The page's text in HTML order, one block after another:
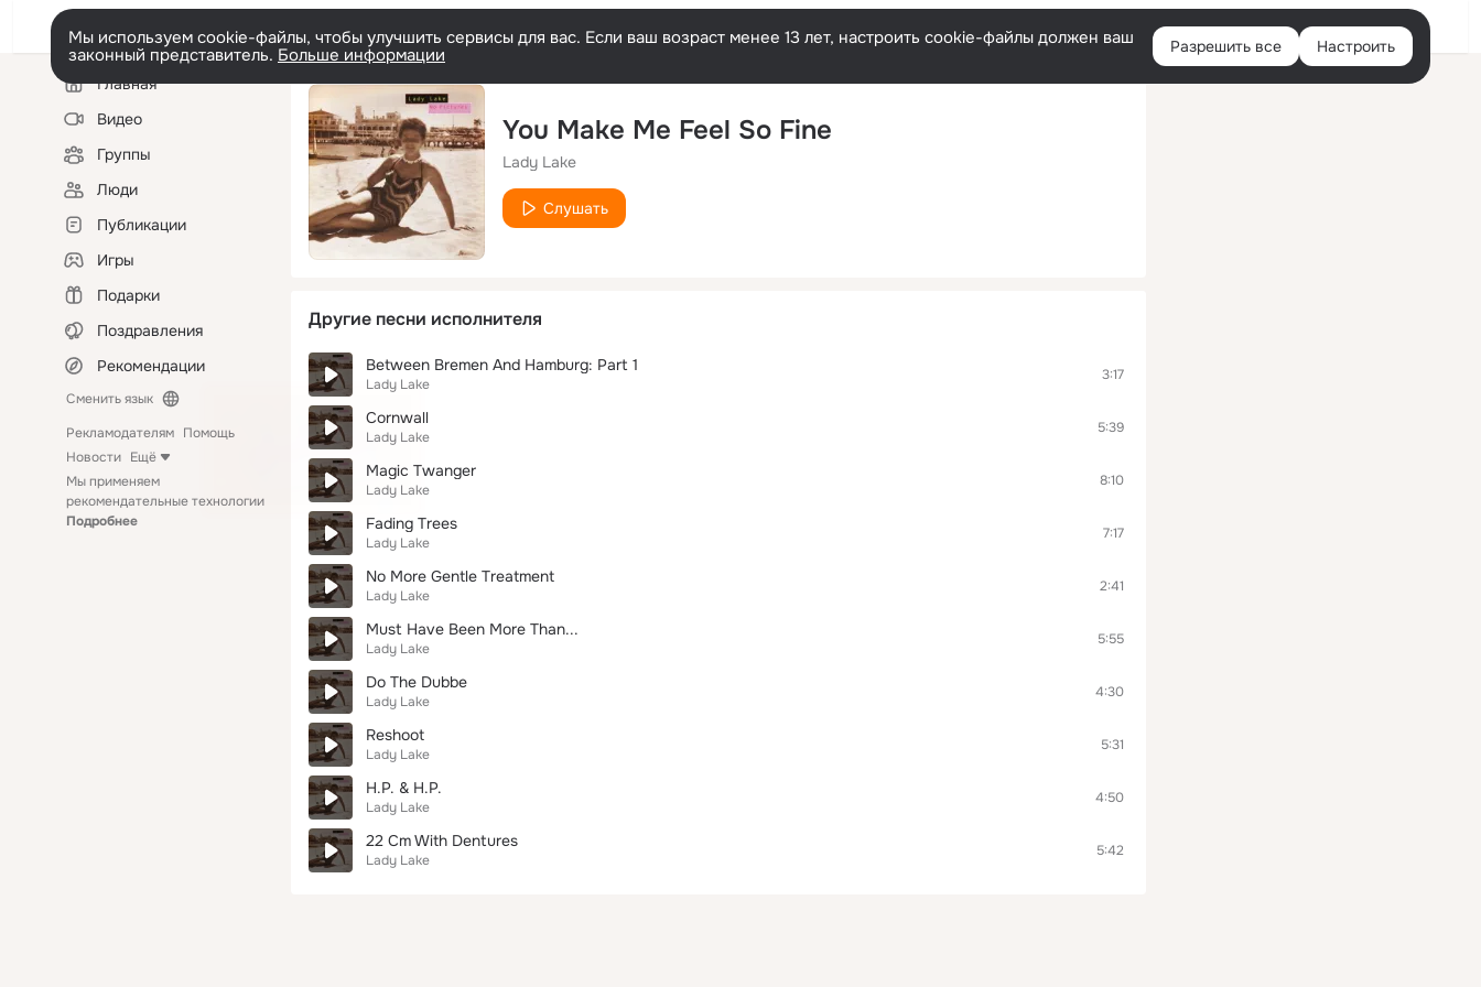
Войти
Мы используем cookie-файлы, чтобы улучшить сервисы для вас. Если ваш возраст менее 13 лет, настроить cookie-файлы должен ваш
законный представитель. Больше информации Разрешить все Настроить
Левая
колонкаГлавная
Видео
Группы
Люди
Публикации
Игры
Подарки
Поздравления
Рекомендации
Сменить язык
Рекламодателям Помощь
Новости Ещё
Мы применяем
рекомендательные технологии
Подробнее
You Make Me Feel So Fine
Lady Lake
Слушать
Другие песни исполнителя
Between Bremen And Hamburg: Part 1
Lady Lake
3:17
Cornwall
Lady Lake
5:39
Magic Twanger
Lady Lake
8:10
Fading Trees
Lady Lake
7:17
No More Gentle Treatment
Lady Lake
2:41
Must Have Been More Than...
Lady Lake
5:55
Do The Dubbe
Lady Lake
4:30
Reshoot
Lady Lake
5:31
H.P. & H.P.
Lady Lake
4:50
22 Cm With Dentures
Lady Lake
5:42